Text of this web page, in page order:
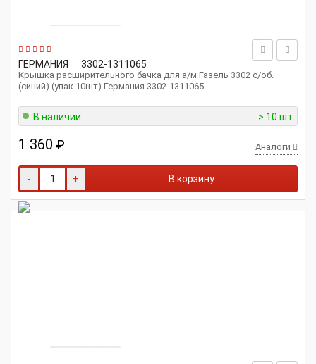
ГЕРМАНИЯ 3302-1311065
Крышка расширительного бачка для а/м Газель 3302 с/об.
(синий) (упак.10шт) Германия 3302-1311065
В наличии > 10 шт.
1 360 ₽ Аналоги
- + В корзину